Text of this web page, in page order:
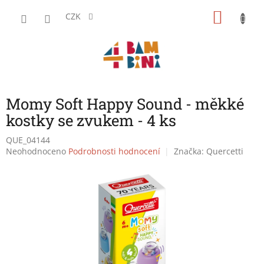
CZK
Momy Soft Happy Sound - měkké
kostky se zvukem - 4 ks
QUE_04144
Průměrné
Neohodnoceno Podrobnosti hodnocení Značka: Quercetti